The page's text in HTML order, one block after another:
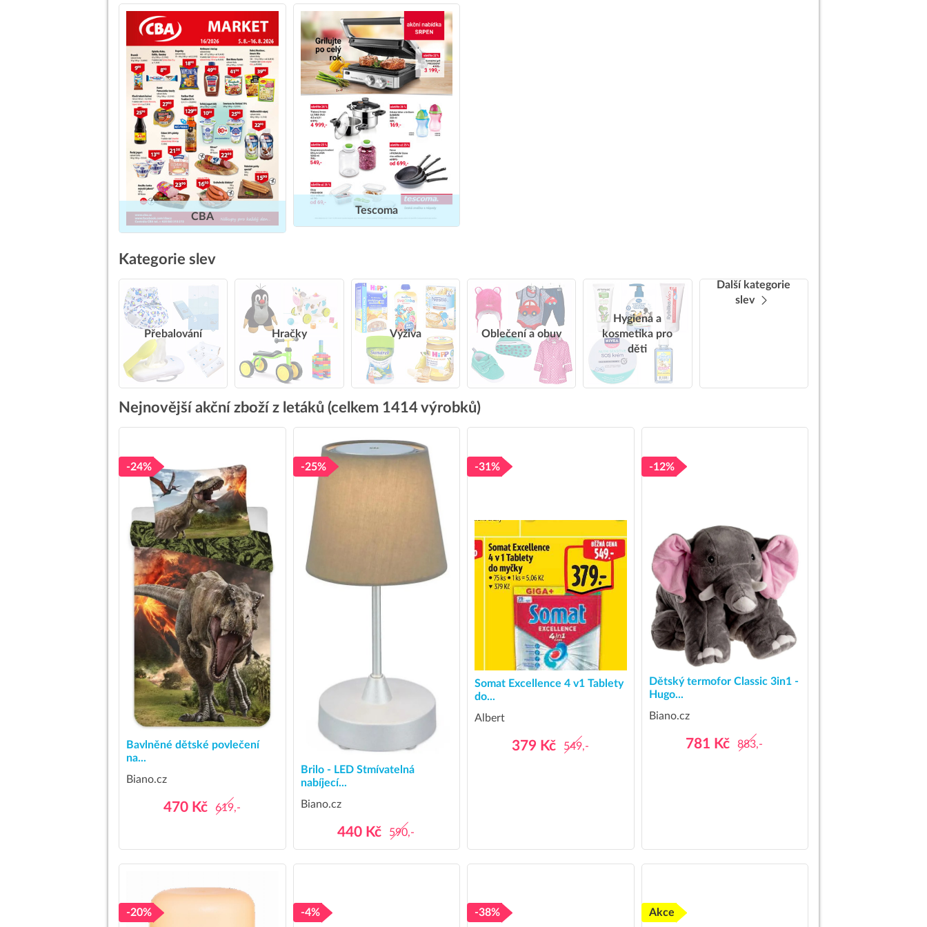
CBA
Tescoma
Kategorie slev
Přebalování Hračky Výživa Oblečení a obuv
Hygiena a
kosmetika pro
děti
Další kategorie
slev
Nejnovější akční zboží z letáků (celkem 1414 výrobků)
-24%
Bavlněné dětské povlečení
na...
Biano.cz
470 Kč 619,-
-25%
Brilo - LED Stmívatelná
nabíjecí...
Biano.cz
440 Kč 590,-
-31%
Somat Excellence 4 v1 Tablety
do...
Albert
379 Kč 549,-
-12%
Dětský termofor Classic 3in1 -
Hugo...
Biano.cz
781 Kč 883,-
-20% -4% -38% Akce